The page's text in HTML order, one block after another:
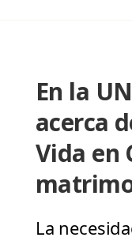
En la
acerca
Vida en
La